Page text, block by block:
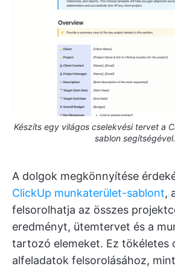
Készíts egy világos cselekvési tervet a
sablon segítségével.
A dolgok megkönnyítése
ClickUp munkaterület-sablont,
felsorolhatja az összes
eredményt, ütemtervet és a
tartozó elemeket. Ez tökéletes
alfeladatok felsorolásához,